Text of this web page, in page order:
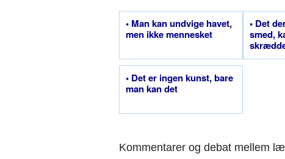
• Man kan undvige havet,
men ikke mennesket
• Det
smed,
• Det er ingen kunst, bare
man kan det
Kommentarer og debat mellem